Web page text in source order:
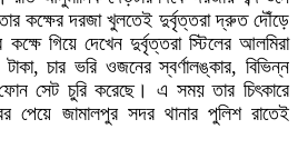
কক্ষের দরজা খুলতেই দুর্বৃত্তরা দ্রুত দৌঁড়ে
গিয়ে দেখেন দুর্বৃত্তরা স্টিলের আলমিরা
চার ভরি ওজনের স্বর্ণালঙ্কার, বিভিন্ন
সেট চুরি করেছে। এ সময় তার চিৎকারে
পেয়ে জামালপুর সদর থানার পুলিশ রাতেই